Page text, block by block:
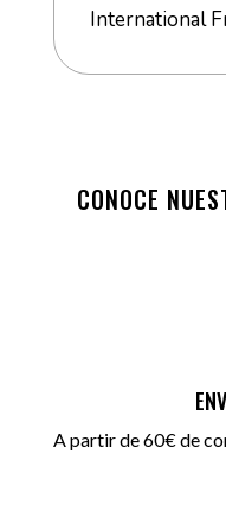
International
CONOCE
A partir de 60€ de